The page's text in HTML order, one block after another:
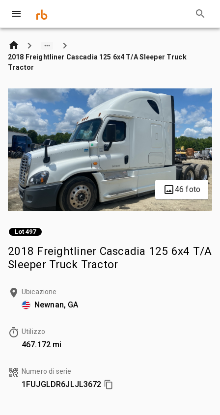
2018 Freightliner Cascadia 125 6x4 T/A Sleeper Truck
Tractor
46 foto
Lot 497
2018 Freightliner Cascadia 125 6x4 T/A
Sleeper Truck Tractor
Ubicazione
Newnan, GA
Utilizzo
467.172 mi
Numero di serie
1FUJGLDR6JLJL3672